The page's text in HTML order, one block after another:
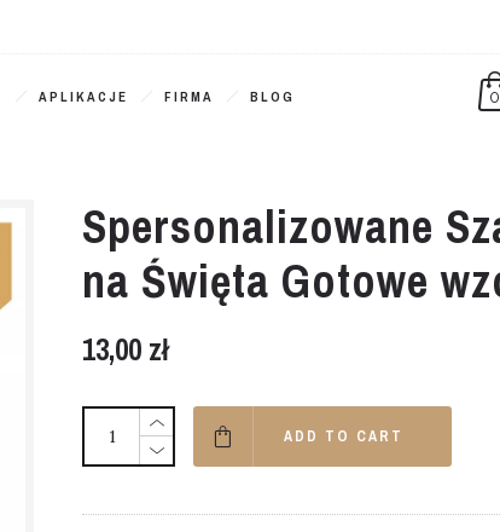
0
APLIKACJE FIRMA BLOG
Spersonalizowane
na Święta Gotowe
13,00 zł
ADD TO CART